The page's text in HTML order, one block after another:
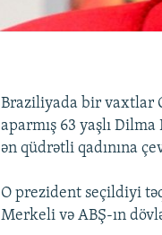
Braziliyada bir vaxtlar
aparmış 63 yaşlı
ən qüdrətli qadınına
O prezident seçildiyi
Merkeli və ABŞ-ın